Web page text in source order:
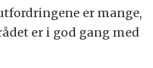
er mange,
er i god gang med